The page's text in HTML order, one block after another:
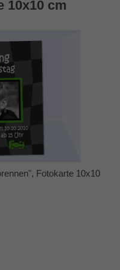
10x10 cm
Fotokarte 10x10